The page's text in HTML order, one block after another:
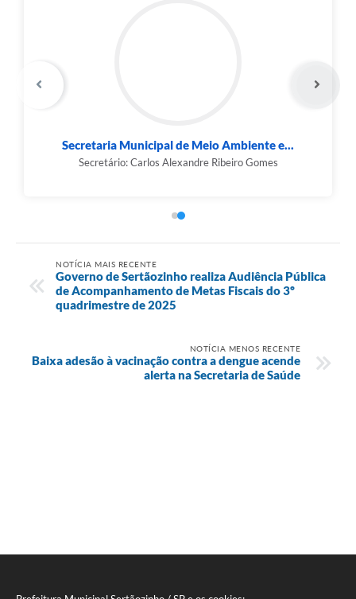
Secretaria Municipal de Meio Ambiente e...
Secretário: Carlos Alexandre Ribeiro Gomes
NOTÍCIA MAIS RECENTE
Governo de Sertãozinho realiza Audiência Pública
de Acompanhamento de Metas Fiscais do 3º
quadrimestre de 2025
NOTÍCIA MENOS RECENTE
Baixa adesão à vacinação contra a dengue acende
alerta na Secretaria de Saúde